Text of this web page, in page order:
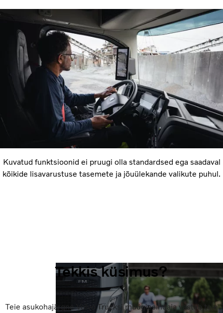
Kuvatud funktsioonid ei pruugi olla standardsed ega saadaval
kõikide lisavarustuse tasemete ja jõuülekande valikute puhul.
Tekkis küsimus?
Teie asukohajärgne Volvo Trucksi müügiesindaja vastab teie